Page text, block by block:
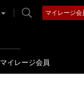
マイレージ会員
マイレージ会